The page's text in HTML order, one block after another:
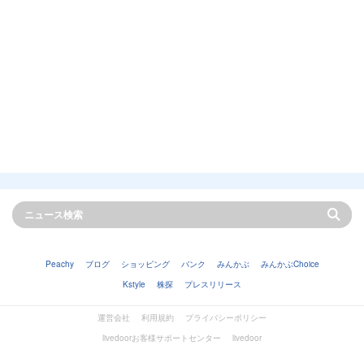
Peachy ブログ ショッピング バンク みんかぶ
みんかぶChoice
Kstyle
株探 プレスリリース
運営会社 利用規約
プライバシーポリシー
livedoorお客様サポートセンター
livedoor